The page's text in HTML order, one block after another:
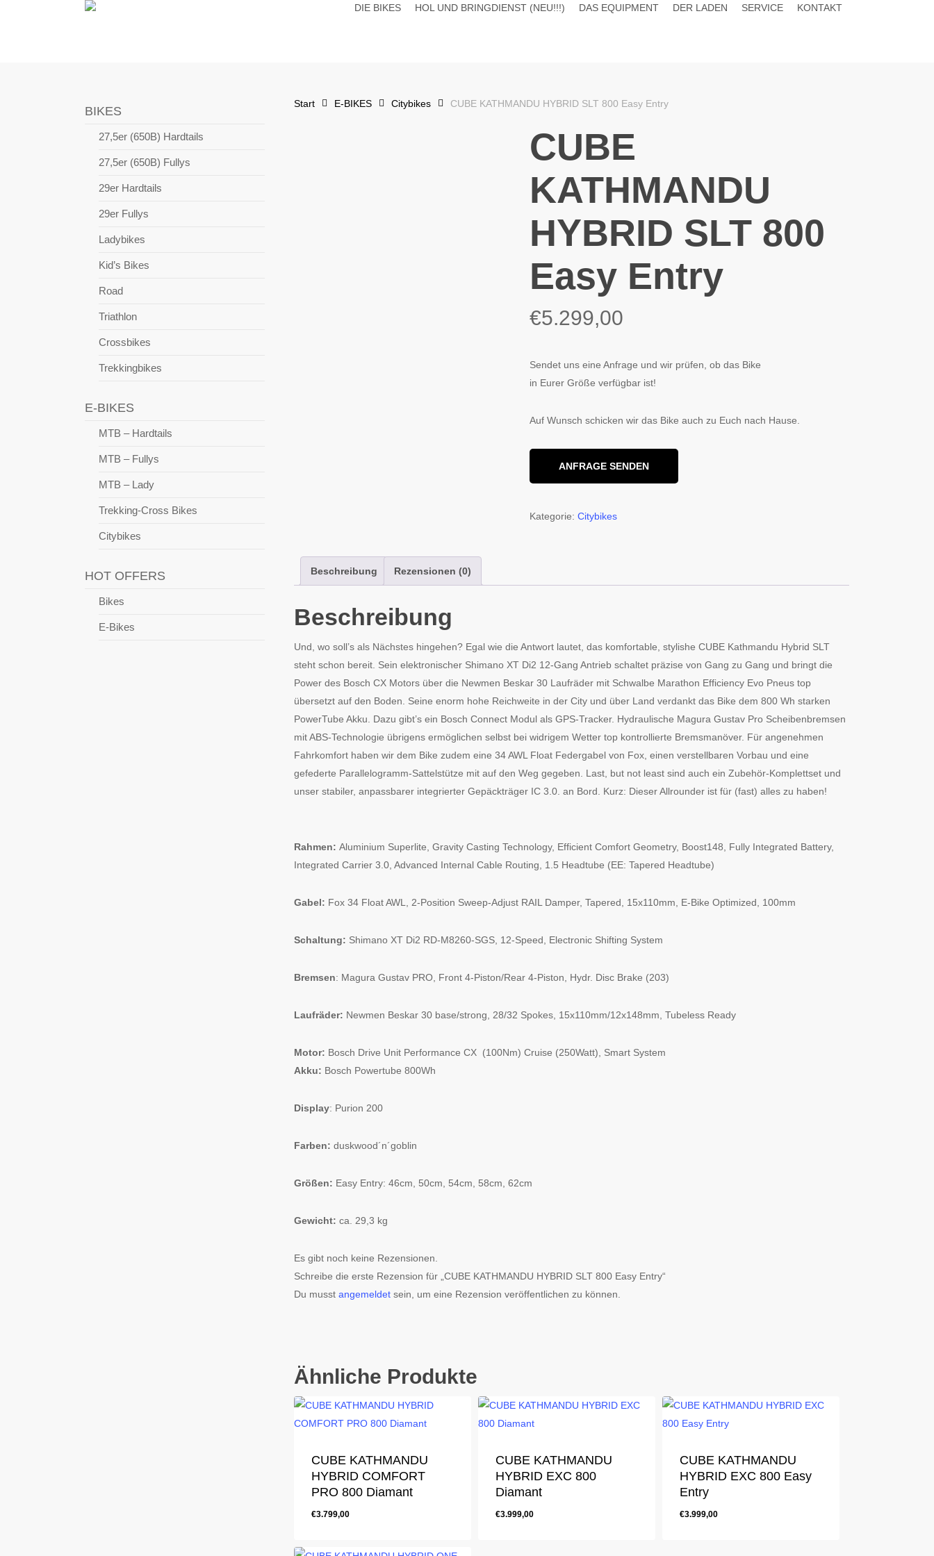
DIE BIKES HOL UND BRINGDIENST (NEU!!!) DAS EQUIPMENT DER LADEN SERVICE KONTAKT
BIKES
27,5er (650B) Hardtails
27,5er (650B) Fullys
29er Hardtails
29er Fullys
Ladybikes
Kid’s Bikes
Road
Triathlon
Crossbikes
Trekkingbikes
E-BIKES
MTB – Hardtails
MTB – Fullys
MTB – Lady
Trekking-Cross Bikes
Citybikes
HOT OFFERS
Bikes
E-Bikes
Start E-BIKES Citybikes CUBE KATHMANDU HYBRID SLT 800 Easy Entry
CUBE
KATHMANDU
HYBRID SLT 800
Easy Entry
€5.299,00
Sendet uns eine Anfrage und wir prüfen, ob das Bike
in Eurer Größe verfügbar ist!
Auf Wunsch schicken wir das Bike auch zu Euch nach Hause.
ANFRAGE SENDEN
Kategorie:Citybikes
Beschreibung Rezensionen (0)
Beschreibung
Und, wo soll’s als Nächstes hingehen? Egal wie die Antwort lautet, das komfortable, stylishe CUBE Kathmandu Hybrid SLT
steht schon bereit. Sein elektronischer Shimano XT Di2 12-Gang Antrieb schaltet präzise von Gang zu Gang und bringt die
Power des Bosch CX Motors über die Newmen Beskar 30 Laufräder mit Schwalbe Marathon Efficiency Evo Pneus top
übersetzt auf den Boden. Seine enorm hohe Reichweite in der City und über Land verdankt das Bike dem 800 Wh starken
PowerTube Akku. Dazu gibt’s ein Bosch Connect Modul als GPS-Tracker. Hydraulische Magura Gustav Pro Scheibenbremsen
mit ABS-Technologie übrigens ermöglichen selbst bei widrigem Wetter top kontrollierte Bremsmanöver. Für angenehmen
Fahrkomfort haben wir dem Bike zudem eine 34 AWL Float Federgabel von Fox, einen verstellbaren Vorbau und eine
gefederte Parallelogramm-Sattelstütze mit auf den Weg gegeben. Last, but not least sind auch ein Zubehör-Komplettset und
unser stabiler, anpassbarer integrierter Gepäckträger IC 3.0. an Bord. Kurz: Dieser Allrounder ist für (fast) alles zu haben!
Rahmen: Aluminium Superlite, Gravity Casting Technology, Efficient Comfort Geometry, Boost148, Fully Integrated Battery,
Integrated Carrier 3.0, Advanced Internal Cable Routing, 1.5 Headtube (EE: Tapered Headtube)
Gabel: Fox 34 Float AWL, 2-Position Sweep-Adjust RAIL Damper, Tapered, 15x110mm, E-Bike Optimized, 100mm
Schaltung: Shimano XT Di2 RD-M8260-SGS, 12-Speed, Electronic Shifting System
Bremsen: Magura Gustav PRO, Front 4-Piston/Rear 4-Piston, Hydr. Disc Brake (203)
Laufräder: Newmen Beskar 30 base/strong, 28/32 Spokes, 15x110mm/12x148mm, Tubeless Ready
Motor: Bosch Drive Unit Performance CX (100Nm) Cruise (250Watt), Smart System
Akku: Bosch Powertube 800Wh
Display: Purion 200
Farben: duskwood´n´goblin
Größen: Easy Entry: 46cm, 50cm, 54cm, 58cm, 62cm
Gewicht: ca. 29,3 kg
Es gibt noch keine Rezensionen.
Schreibe die erste Rezension für „CUBE KATHMANDU HYBRID SLT 800 Easy Entry“
Du musst angemeldetsein, um eine Rezension veröffentlichen zu können.
Ähnliche Produkte
CUBE KATHMANDU
HYBRID COMFORT
PRO 800 Diamant
€3.799,00
CUBE KATHMANDU
HYBRID EXC 800
Diamant
€3.999,00
CUBE KATHMANDU
HYBRID EXC 800 Easy
Entry
€3.999,00